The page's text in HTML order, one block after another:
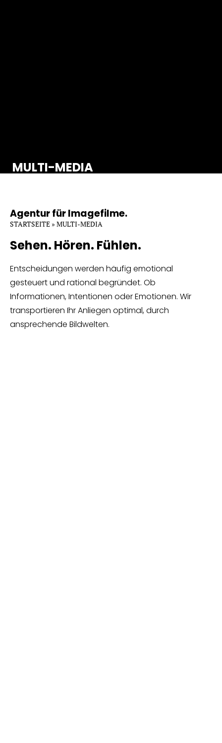
MULTI-MEDIA
Agentur für Imagefilme.
STARTSEITE » MULTI-MEDIA
Sehen. Hören. Fühlen.
Entscheidungen werden häufig emotional
gesteuert und rational begründet. Ob
Informationen, Intentionen oder Emotionen. Wir
transportieren Ihr Anliegen optimal, durch
ansprechende Bildwelten.